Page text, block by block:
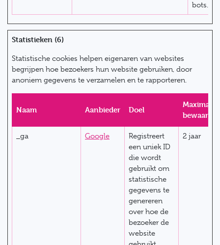
bots.
Statistieken (6)
Statistische cookies helpen eigenaren van websites
begrijpen hoe bezoekers hun website gebruiken, door
anoniem gegevens te verzamelen en te rapporteren.
Naam Aanbieder Doel
Maximale
_ga Google
Registreert
een uniek ID
die wordt
gebruikt om
statistische
gegevens te
genereren
over hoe de
bezoeker de
website
2 jaar